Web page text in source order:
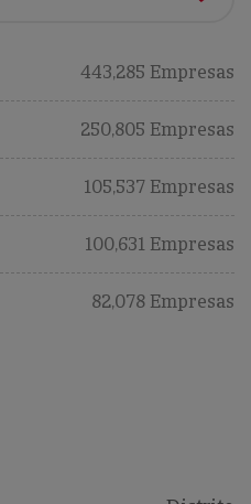
443,285 Empresas
250,805 Empresas
105,537 Empresas
100,631 Empresas
82,078 Empresas